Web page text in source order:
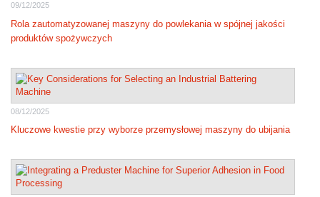
09/12/2025
Rola zautomatyzowanej maszyny do powlekania w spójnej jakości
produktów spożywczych
08/12/2025
Kluczowe kwestie przy wyborze przemysłowej maszyny do ubijania